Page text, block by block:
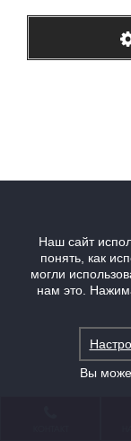
Наш сайт
понять, как
могли
нам это.
Вы